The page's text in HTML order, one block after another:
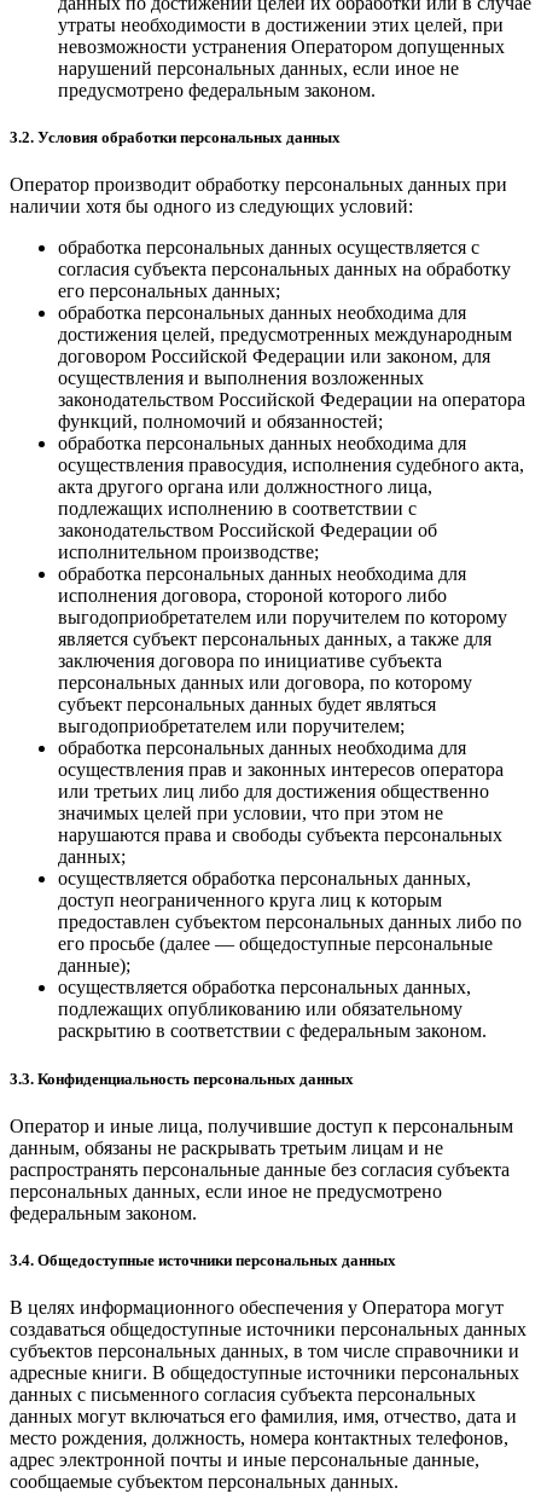
утраты необходимости в достижении этих целей, при
невозможности устранения Оператором допущенных
нарушений персональных данных, если иное не
предусмотрено федеральным законом.
3.2. Условия обработки персональных данных
Оператор производит обработку персональных данных при
наличии хотя бы одного из следующих условий:
обработка персональных данных осуществляется с
согласия субъекта персональных данных на обработку
его персональных данных;
обработка персональных данных необходима для
достижения целей, предусмотренных международным
договором Российской Федерации или законом, для
осуществления и выполнения возложенных
законодательством Российской Федерации на оператора
функций, полномочий и обязанностей;
обработка персональных данных необходима для
осуществления правосудия, исполнения судебного акта,
акта другого органа или должностного лица,
подлежащих исполнению в соответствии с
законодательством Российской Федерации об
исполнительном производстве;
обработка персональных данных необходима для
исполнения договора, стороной которого либо
выгодоприобретателем или поручителем по которому
является субъект персональных данных, а также для
заключения договора по инициативе субъекта
персональных данных или договора, по которому
субъект персональных данных будет являться
выгодоприобретателем или поручителем;
обработка персональных данных необходима для
осуществления прав и законных интересов оператора
или третьих лиц либо для достижения общественно
значимых целей при условии, что при этом не
нарушаются права и свободы субъекта персональных
данных;
осуществляется обработка персональных данных,
доступ неограниченного круга лиц к которым
предоставлен субъектом персональных данных либо по
его просьбе (далее — общедоступные персональные
данные);
осуществляется обработка персональных данных,
подлежащих опубликованию или обязательному
раскрытию в соответствии с федеральным законом.
3.3. Конфиденциальность персональных данных
Оператор и иные лица, получившие доступ к персональным
данным, обязаны не раскрывать третьим лицам и не
распространять персональные данные без согласия субъекта
персональных данных, если иное не предусмотрено
федеральным законом.
3.4. Общедоступные источники персональных данных
В целях информационного обеспечения у Оператора могут
создаваться общедоступные источники персональных данных
субъектов персональных данных, в том числе справочники и
адресные книги. В общедоступные источники персональных
данных с письменного согласия субъекта персональных
данных могут включаться его фамилия, имя, отчество, дата и
место рождения, должность, номера контактных телефонов,
адрес электронной почты и иные персональные данные,
сообщаемые субъектом персональных данных.